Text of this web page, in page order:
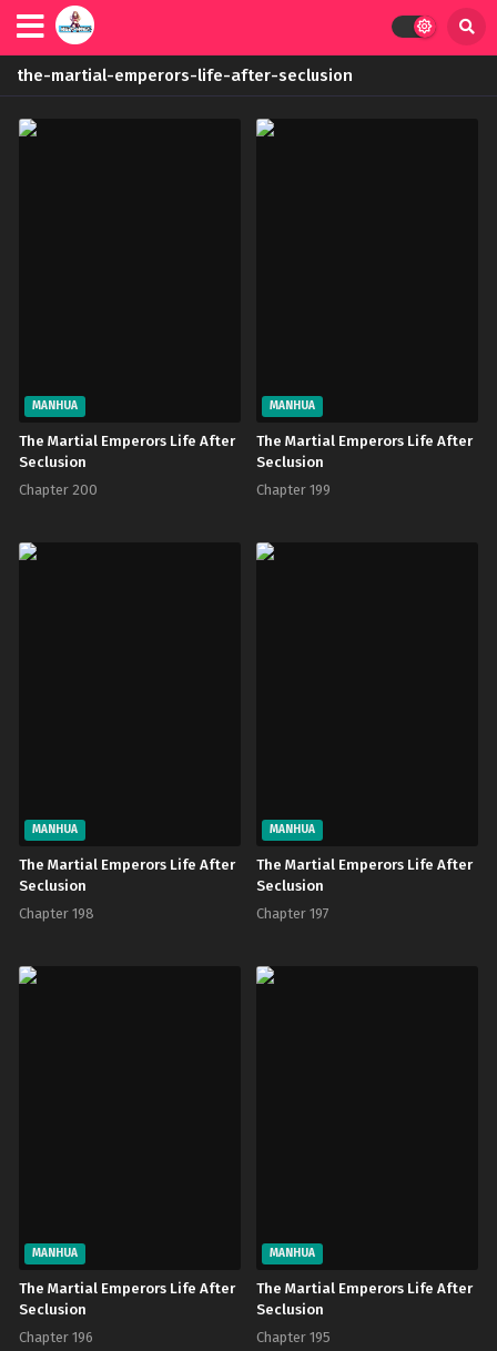
the-martial-emperors-life-after-seclusion
MANHUA
The Martial Emperors Life After
Seclusion
Chapter 200
MANHUA
The Martial Emperors Life After
Seclusion
Chapter 199
MANHUA
The Martial Emperors Life After
Seclusion
Chapter 198
MANHUA
The Martial Emperors Life After
Seclusion
Chapter 197
MANHUA
The Martial Emperors Life After
Seclusion
Chapter 196
MANHUA
The Martial Emperors Life After
Seclusion
Chapter 195